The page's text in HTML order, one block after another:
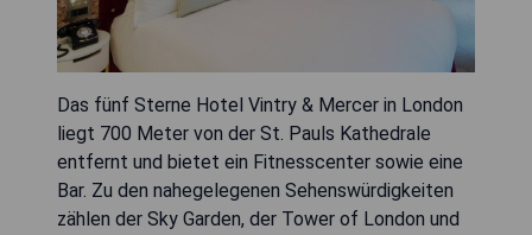
Das fünf Sterne Hotel Vintry & Mercer in London
liegt 700 Meter von der St. Pauls Kathedrale
entfernt und bietet ein Fitnesscenter sowie eine
Bar. Zu den nahegelegenen Sehenswürdigkeiten
zählen der Sky Garden, der Tower of London und